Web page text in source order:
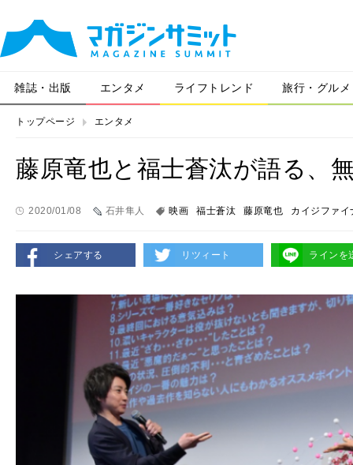
雑誌・出版 エンタメ ライフトレンド 旅行・グルメ
トップページ エンタメ
藤原竜也と福士蒼汰が語る、
2020/01/08 石井隼人 映画 福士蒼汰 藤原竜也 カイジファイ
シェアする リツィート ラインを